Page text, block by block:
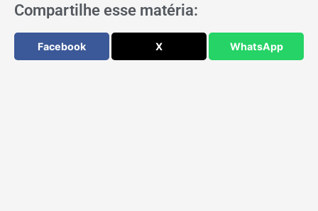
Compartilhe esse matéria:
Facebook X WhatsApp